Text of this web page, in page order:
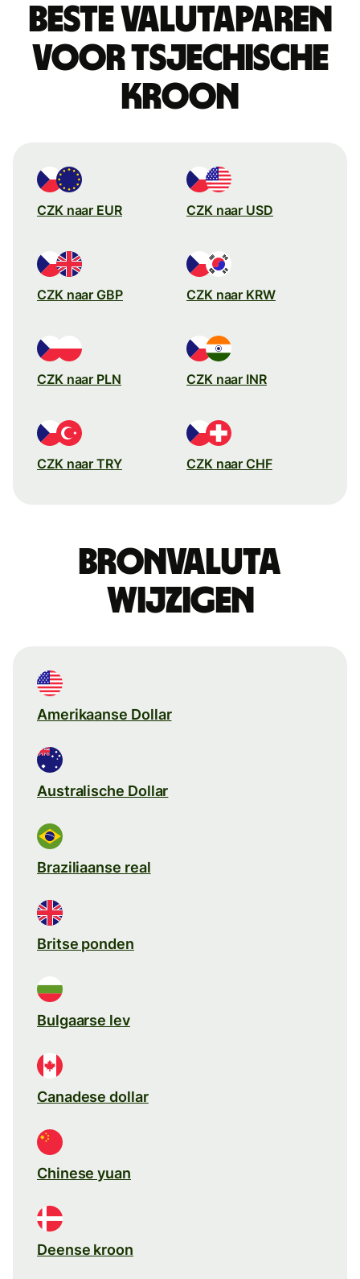
Beste valutaparen
voor Tsjechische
kroon
CZK naar EUR CZK naar USD
CZK naar GBP CZK naar KRW
CZK naar PLN CZK naar INR
CZK naar TRY CZK naar CHF
Bronvaluta
wijzigen
Amerikaanse Dollar
Australische Dollar
Braziliaanse real
Britse ponden
Bulgaarse lev
Canadese dollar
Chinese yuan
Deense kroon